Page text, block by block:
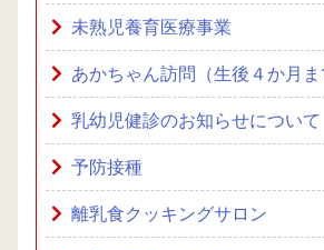
未熟児養育医療事業
あかちゃん訪問（生後４か月ま
乳幼児健診のお知らせについて
予防接種
離乳食クッキングサロン